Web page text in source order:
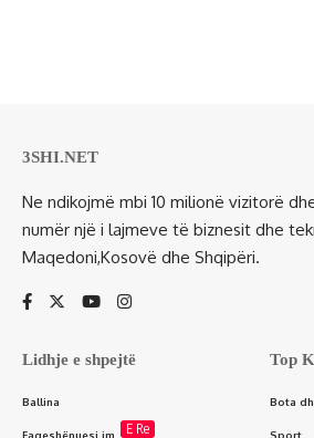
3SHI.NET
Ne ndikojmë mbi 10 milionë vizitorë
numër një i lajmeve të biznesit dhe
Maqedoni,Kosovë dhe Shqipëri.
Lidhje e shpejtë
Ballina
Faqeshënuesi im E Re
Top
Bota
Sport